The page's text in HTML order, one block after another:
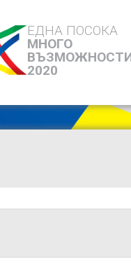
ЕДНА ПОСОКА
МНОГО
ВЪЗМОЖНОСТИ
2020